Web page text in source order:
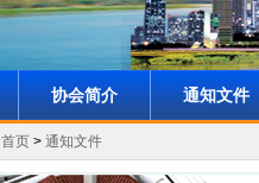
协会简介 通知文件
首页 > 通知文件